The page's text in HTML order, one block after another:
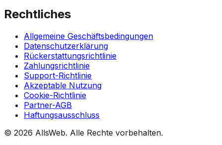
Rechtliches
Allgemeine Geschäftsbedingungen
Datenschutzerklärung
Rückerstattungsrichtlinie
Zahlungsrichtlinie
Support-Richtlinie
Akzeptable Nutzung
Cookie-Richtlinie
Partner-AGB
Haftungsausschluss
© 2026 AllsWeb. Alle Rechte vorbehalten.